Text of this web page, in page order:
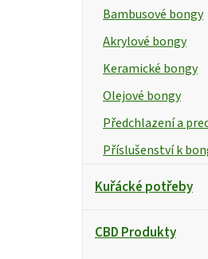
p
n
Bambusové bongy
Akrylové bongy
Keramické bongy
Olejové bongy
Předchlazení a
Příslušenství k
Kuřácké potřeby
CBD Produkty